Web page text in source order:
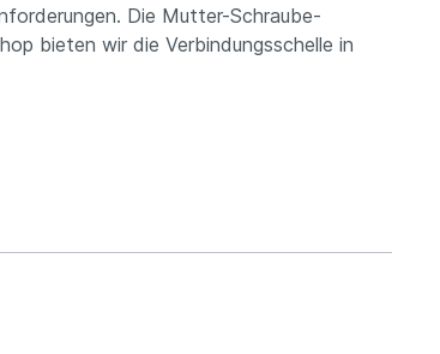
Die Mutter-Schraube-
bieten wir die Verbindungsschelle in